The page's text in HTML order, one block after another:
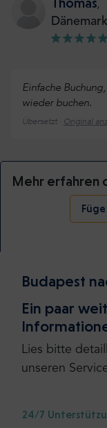
,
Dänemark
Einfache
wieder buchen.
Übersetzt · Original
Mehr erfahren
Budapest
Ein paar
Lies bitte
unseren
24/7